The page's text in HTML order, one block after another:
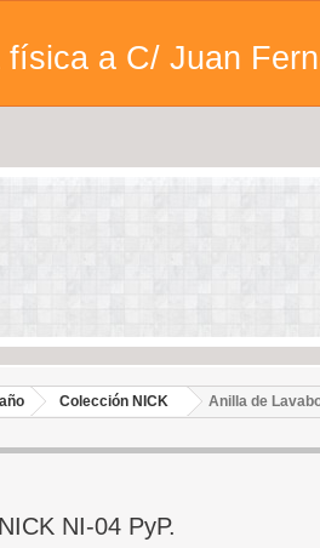
a C/ Juan
Colección NICK Anilla de
NI-04 PyP.